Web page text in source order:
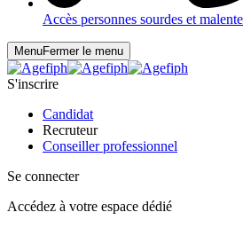
Accès personnes sourdes et
MenuFermer le menu
S'inscrire
Candidat
Recruteur
Conseiller professionnel
Se connecter
Accédez à votre espace dédié